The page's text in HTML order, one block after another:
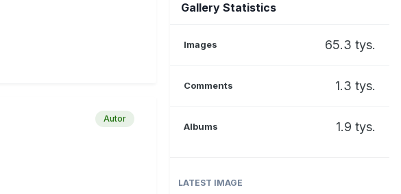
Autor
Gallery Statistics
Images 65.3 tys.
Comments 1.3 tys.
Albums 1.9 tys.
LATEST IMAGE